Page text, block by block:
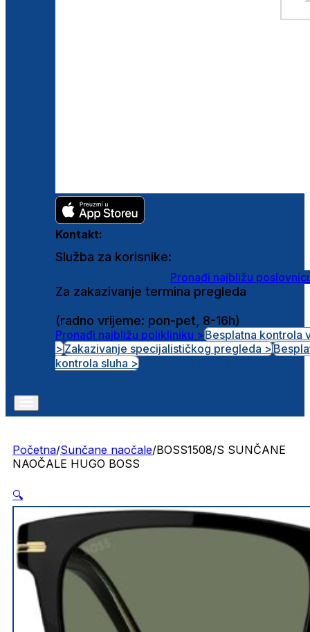
Kontakt:
Služba za korisnike:
Pronađi najbližu
Za zakazivanje termina pregleda
(radno vrijeme: pon-pet, 8-16h)
Pronađi najbližu polikliniku >Besplatna kontrola
>Zakazivanje specijalističkog pregleda >
kontrola sluha >
Početna/Sunčane naočale/BOSS1508/S SUNČANE
NAOČALE HUGO BOSS
🔍